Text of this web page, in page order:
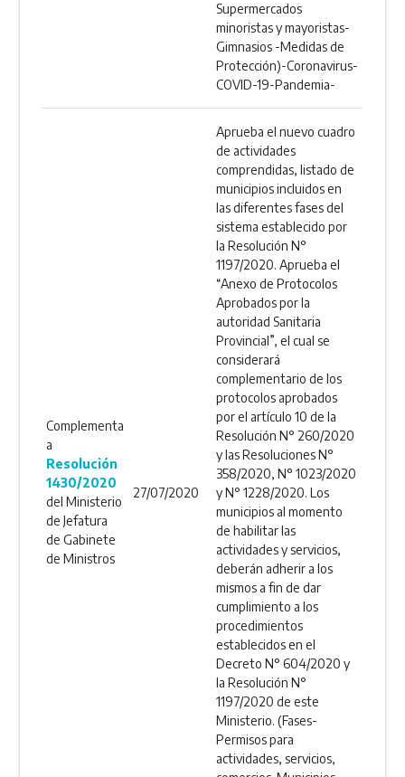
Supermercados
minoristas y mayoristas-
Gimnasios -Medidas de
Protección)-Coronavirus-
COVID-19-Pandemia-
Complementa
a
Resolución
1430/2020
del Ministerio
de Jefatura
de Gabinete
de Ministros
27/07/2020
Aprueba el nuevo cuadro
de actividades
comprendidas, listado de
municipios incluidos en
las diferentes fases del
sistema establecido por
la Resolución N°
1197/2020. Aprueba el
“Anexo de Protocolos
Aprobados por la
autoridad Sanitaria
Provincial”, el cual se
considerará
complementario de los
protocolos aprobados
por el artículo 10 de la
Resolución N° 260/2020
y las Resoluciones N°
358/2020, N° 1023/2020
y N° 1228/2020. Los
municipios al momento
de habilitar las
actividades y servicios,
deberán adherir a los
mismos a fin de dar
cumplimiento a los
procedimientos
establecidos en el
Decreto N° 604/2020 y
la Resolución N°
1197/2020 de este
Ministerio. (Fases-
Permisos para
actividades, servicios,